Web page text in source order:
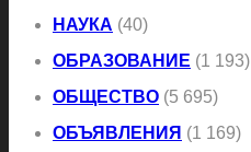
НАУКА (40)
ОБРАЗОВАНИЕ (1 193)
ОБЩЕСТВО (5 695)
ОБЪЯВЛЕНИЯ (1 169)